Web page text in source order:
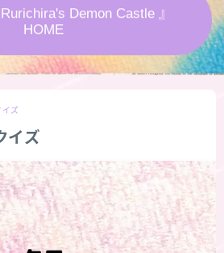
Botanical Study』
Demon Castle 』
HOME
ズ
イズ